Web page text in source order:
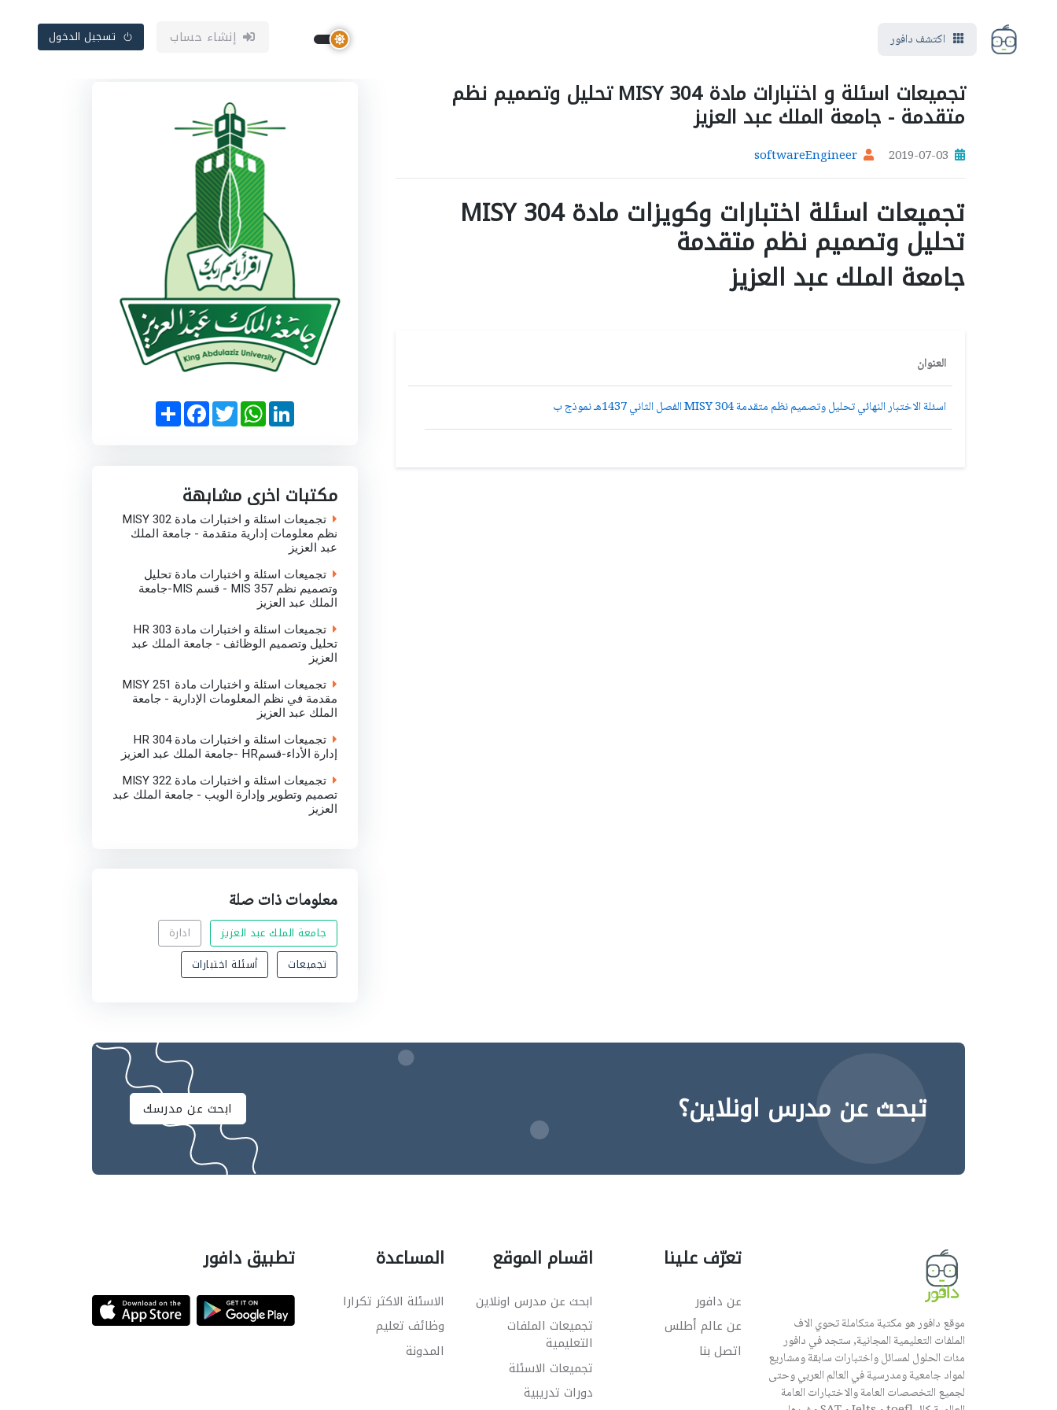
اكتشف دافور إنشاء حساب تسجيل الدخول
تجميعات اسئلة و اختبارات مادة MISY 304 تحليل وتصميم نظم
متقدمة - جامعة الملك عبد العزيز
2019-07-03
softwareEngineer
تجميعات اسئلة اختبارات وكويزات مادة MISY 304
تحليل وتصميم نظم متقدمة
جامعة الملك عبد العزيز
العنوان
اسئلة الاختبار النهائي تحليل وتصميم نظم متقدمة MISY 304 الفصل الثاني 1437هـ نموذج ب S
h
a
F
a
c
k
T
w
i
W
h
a
p
L
i
n
n
مكتبات اخرى مشابهة
تجميعات اسئلة و اختبارات مادة MISY 302
نظم معلومات إدارية متقدمة - جامعة الملك
عبد العزيز
تجميعات اسئلة و اختبارات مادة تحليل
وتصميم نظم MIS 357 - قسم MIS-جامعة
الملك عبد العزيز
تجميعات اسئلة و اختبارات مادة HR 303
تحليل وتصميم الوظائف - جامعة الملك عبد
العزيز
تجميعات اسئلة و اختبارات مادة MISY 251
مقدمة في نظم المعلومات الإدارية - جامعة
الملك عبد العزيز
تجميعات اسئلة و اختبارات مادة HR 304
إدارة الأداء-قسمHR -جامعة الملك عبد العزيز
تجميعات اسئلة و اختبارات مادة MISY 322
تصميم وتطوير وإدارة الويب - جامعة الملك عبد
العزيز
معلومات ذات صلة
جامعة الملك عبد العزيز
ادارة
تجميعات
أسئلة اختبارات
تبحث عن مدرس اونلاين؟ ابحث عن مدرسك
موقع دافور هو مكتبة متكاملة تحوي الاف
الملفات التعليمية المجانية, ستجد في دافور
مئات الحلول لمسائل واختبارات سابقة ومشاريع
لمواد جامعية ومدرسية في العالم العربي وحتى
لجميع التخصصات العامة والاختبارات العامة
تعرّف علينا
عن دافور
عن عالم أطلس
اتصل بنا
اقسام الموقع
ابحث عن مدرس اونلاين
تجميعات الملفات
التعليمية
تجميعات الاسئلة
دورات تدريبية
المساعدة
الاسئلة الاكثر تكرارا
وظائف تعليم
المدونة
تطبيق دافور